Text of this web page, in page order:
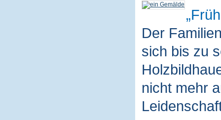
Der
sich bis zu
nicht mehr